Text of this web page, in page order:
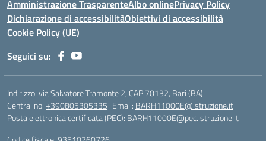
Amministrazione TrasparenteAlbo onlinePrivacy Policy
Dichiarazione di accessibilitàObiettivi di accessibilità
Cookie Policy (UE)
Seguici su:
Indirizzo:via Salvatore Tramonte 2, CAP 70132, Bari (BA)
Centralino:+390805305335 Email: BARH11000E@istruzione.it
Posta elettronica certificata (PEC): BARH11000E@pec.istruzione.it